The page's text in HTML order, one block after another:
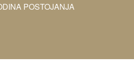
POSTOJANJA